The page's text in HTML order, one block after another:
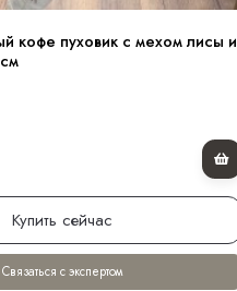
кофе пуховик с мехом лисы и
Купить сейчас
Связаться с экспертом